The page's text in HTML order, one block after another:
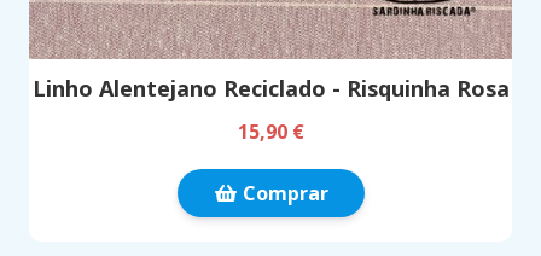
Linho Alentejano Reciclado - Risquinha Rosa
15,90 €
Comprar